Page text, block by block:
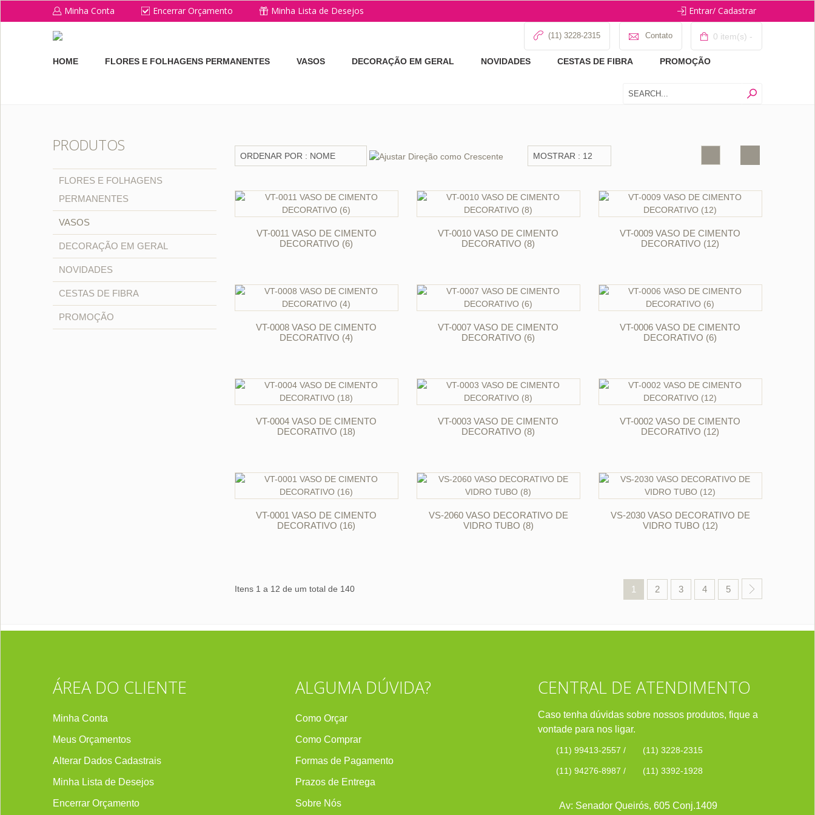
Minha Conta Encerrar Orçamento Minha Lista de Desejos Entrar/ Cadastrar
(11) 3228-2315 Contato 0 item(s) -
HOME FLORES E FOLHAGENS PERMANENTES VASOS DECORAÇÃO EM GERAL NOVIDADES CESTAS DE FIBRA PROMOÇÃO
VT-0011 VASO DE CIMENTO
DECORATIVO (6)
VT-0010 VASO DE CIMENTO
DECORATIVO (8)
VT-0009 VASO DE CIMENTO
DECORATIVO (12)
VT-0008 VASO DE CIMENTO
DECORATIVO (4)
VT-0007 VASO DE CIMENTO
DECORATIVO (6)
VT-0006 VASO DE CIMENTO
DECORATIVO (6)
VT-0004 VASO DE CIMENTO
DECORATIVO (18)
VT-0003 VASO DE CIMENTO
DECORATIVO (8)
VT-0002 VASO DE CIMENTO
DECORATIVO (12)
VT-0001 VASO DE CIMENTO
DECORATIVO (16)
VS-2060 VASO DECORATIVO DE
VIDRO TUBO (8)
VS-2030 VASO DECORATIVO DE
VIDRO TUBO (12)
Itens 1 a 12 de um total de 140 1 2 3 4 5
PRODUTOS
FLORES E FOLHAGENS
PERMANENTES
VASOS
DECORAÇÃO EM GERAL
NOVIDADES
CESTAS DE FIBRA
PROMOÇÃO
ÁREA DO CLIENTE
Minha Conta
Meus Orçamentos
Alterar Dados Cadastrais
Minha Lista de Desejos
Encerrar Orçamento
ALGUMA DÚVIDA?
Como Orçar
Como Comprar
Formas de Pagamento
Prazos de Entrega
Sobre Nós
CENTRAL DE ATENDIMENTO
Caso tenha dúvidas sobre nossos produtos, fique a
vontade para nos ligar.
(11) 99413-2557 / (11) 3228-2315
(11) 94276-8987 / (11) 3392-1928
Av: Senador Queirós, 605 Conj.1409